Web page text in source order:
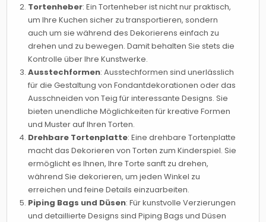
Tortenheber: Ein Tortenheber ist nicht nur praktisch,
um Ihre Kuchen sicher zu transportieren, sondern
auch um sie während des Dekorierens einfach zu
drehen und zu bewegen. Damit behalten Sie stets die
Kontrolle über Ihre Kunstwerke.
Ausstechformen: Ausstechformen sind unerlässlich
für die Gestaltung von Fondantdekorationen oder das
Ausschneiden von Teig für interessante Designs. Sie
bieten unendliche Möglichkeiten für kreative Formen
und Muster auf Ihren Torten.
Drehbare Tortenplatte: Eine drehbare Tortenplatte
macht das Dekorieren von Torten zum Kinderspiel. Sie
ermöglicht es Ihnen, Ihre Torte sanft zu drehen,
während Sie dekorieren, um jeden Winkel zu
erreichen und feine Details einzuarbeiten.
Piping Bags und Düsen: Für kunstvolle Verzierungen
und detaillierte Designs sind Piping Bags und Düsen